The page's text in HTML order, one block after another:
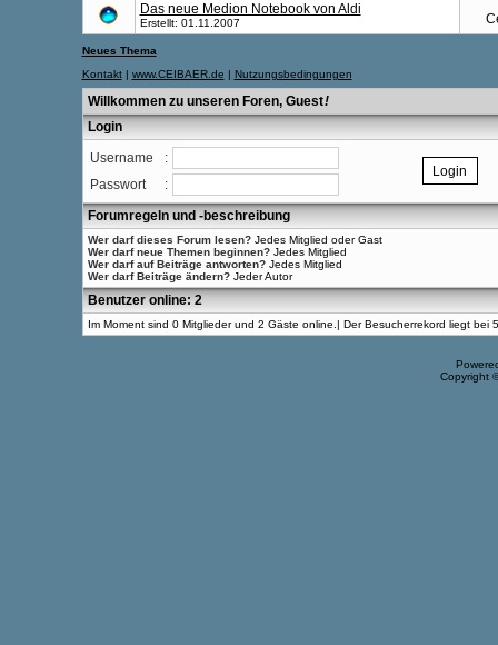
Das neue Medion Notebook von Aldi
Erstellt: 01.11.2007
Neues Thema
Kontakt| www.CEIBAER.de | Nutzungsbedingungen
Willkommen zu unseren Foren, Guest!
Login
Username
:
Passwort
:
Forumregeln und -beschreibung
Wer darf dieses Forum lesen?Jedes Mitglied oder Gast
Wer darf neue Themen beginnen?Jedes Mitglied
Wer darf auf Beiträge antworten?Jedes Mitglied
Wer darf Beiträge ändern?Jeder Autor
Benutzer online: 2
Im Moment sind 0 Mitglieder und 2 Gäste online.| Der Besucherrekord liegt bei
Copyright